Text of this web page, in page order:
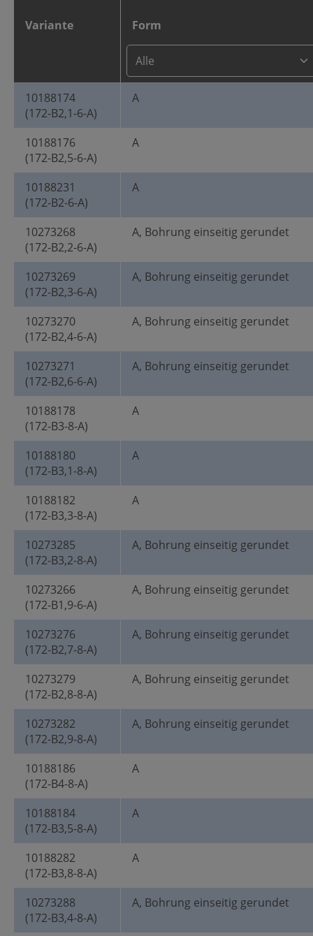
Variante Form
10188174
(172-B2,1-6-A)
A
10188176
(172-B2,5-6-A)
A
10188231
(172-B2-6-A)
A
10273268
(172-B2,2-6-A)
A, Bohrung einseitig gerundet
10273269
(172-B2,3-6-A)
A, Bohrung einseitig gerundet
10273270
(172-B2,4-6-A)
A, Bohrung einseitig gerundet
10273271
(172-B2,6-6-A)
A, Bohrung einseitig gerundet
10188178
(172-B3-8-A)
A
10188180
(172-B3,1-8-A)
A
10188182
(172-B3,3-8-A)
A
10273285
(172-B3,2-8-A)
A, Bohrung einseitig gerundet
10273266
(172-B1,9-6-A)
A, Bohrung einseitig gerundet
10273276
(172-B2,7-8-A)
A, Bohrung einseitig gerundet
10273279
(172-B2,8-8-A)
A, Bohrung einseitig gerundet
10273282
(172-B2,9-8-A)
A, Bohrung einseitig gerundet
10188186
(172-B4-8-A)
A
10188184
(172-B3,5-8-A)
A
10188282
(172-B3,8-8-A)
A
10273288
(172-B3,4-8-A)
A, Bohrung einseitig gerundet